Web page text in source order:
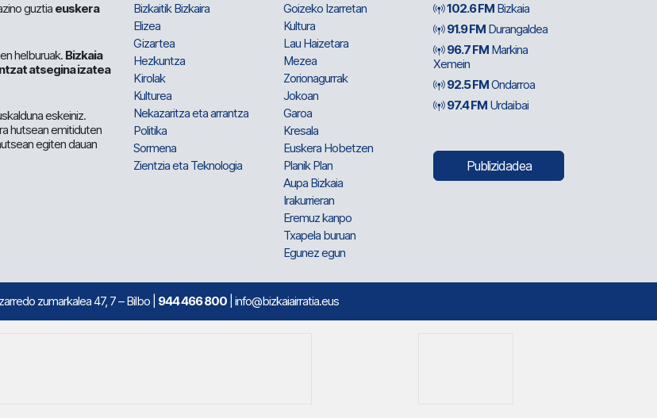
guztia euskera
helburuak. Bizkaia
atsegina izatea
eskeiniz.
hutsean emitiduten
egiten dauan
Bizkaitik Bizkaira
Elizea
Gizartea
Hezkuntza
Kirolak
Kulturea
Nekazaritza eta arrantza
Politika
Sormena
Zientzia eta Teknologia
Goizeko Izarretan
Kultura
Lau Haizetara
Mezea
Zorionagurrak
Jokoan
Garoa
Kresala
Euskera Hobetzen
Planik Plan
Aupa Bizkaia
Irakurrieran
Eremuz kanpo
Txapela buruan
Egunez egun
102.6 FM Bizkaia
91.9 FM Durangaldea
96.7 FM Markina
Xemein
92.5 FMOndarroa
97.4 FM Urdaibai
Publizidadea
zumarkalea 47, 7 – Bilbo | 944 466 800 | info@bizkaiairratia.eus